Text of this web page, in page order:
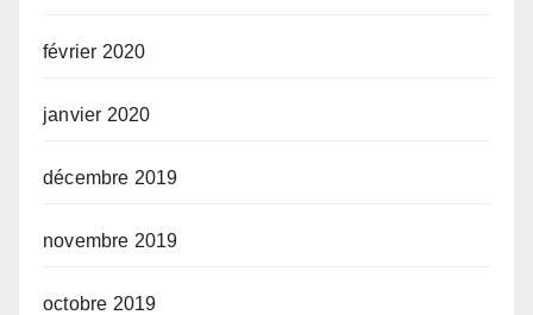
février 2020
janvier 2020
décembre 2019
novembre 2019
octobre 2019